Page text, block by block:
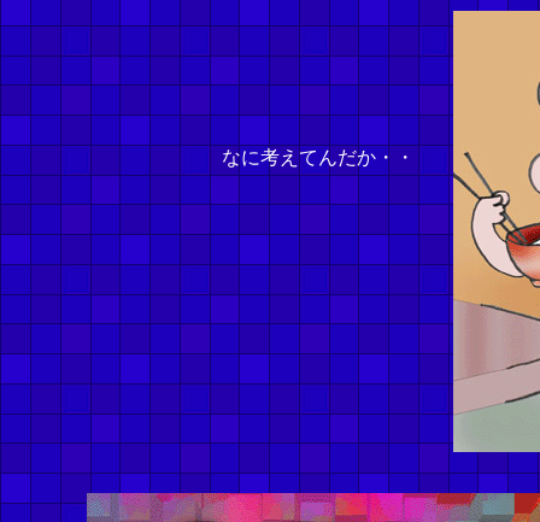
なに考えてんだか・・